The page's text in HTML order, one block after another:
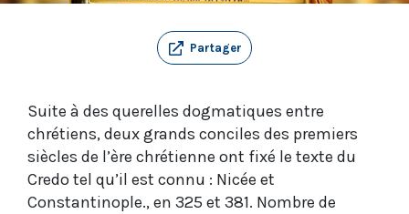
Partager
Suite à des querelles dogmatiques entre
chrétiens, deux grands conciles des premiers
siècles de l’ère chrétienne ont fixé le texte du
Credo tel qu’il est connu : Nicée et
Constantinople., en 325 et 381. Nombre de